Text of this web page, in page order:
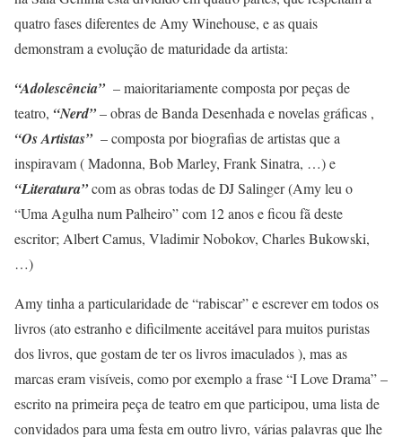
quatro fases diferentes de Amy Winehouse, e as quais
demonstram a evolução de maturidade da artista:
“Adolescência”– maioritariamente composta por peças de
teatro, “Nerd”– obras de Banda Desenhada e novelas gráficas ,
“Os Artistas”– composta por biografias de artistas que a
inspiravam ( Madonna, Bob Marley, Frank Sinatra, …) e
“Literatura”com as obras todas de DJ Salinger (Amy leu o
“Uma Agulha num Palheiro” com 12 anos e ficou fã deste
escritor; Albert Camus, Vladimir Nobokov, Charles Bukowski,
…)
Amy tinha a particularidade de “rabiscar” e escrever em todos os
livros (ato estranho e dificilmente aceitável para muitos puristas
dos livros, que gostam de ter os livros imaculados ), mas as
marcas eram visíveis, como por exemplo a frase “I Love Drama” –
escrito na primeira peça de teatro em que participou, uma lista de
convidados para uma festa em outro livro, várias palavras que lhe